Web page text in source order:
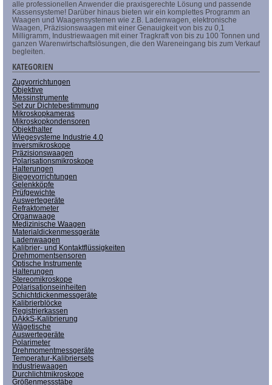
alle professionellen Anwender die praxisgerechte Lösung und passende
Kassensysteme! Darüber hinaus bieten wir ein komplettes Programm an
Waagen und Waagensystemen wie z.B. Ladenwagen, elektronische
Waagen, Präzisionswaagen mit einer Genauigkeit von bis zu 0,1
Milligramm, Industriewaagen mit einer Tragkraft von bis zu 100 Tonnen und
ganzen Warenwirtschaftslösungen, die den Wareneingang bis zum Verkauf
begleiten.
KATEGORIEN
Zugvorrichtungen
Objektive
Messinstrumente
Set zur Dichtebestimmung
Mikroskopkameras
Mikroskopkondensoren
Objekthalter
Wiegesysteme Industrie 4.0
Inversmikroskope
Präzisionswaagen
Polarisationsmikroskope
Halterungen
Biegevorrichtungen
Gelenkköpfe
Prüfgewichte
Auswertegeräte
Refraktometer
Organwaage
Medizinische Waagen
Materialdickenmessgeräte
Ladenwaagen
Kalibrier- und Kontaktflüssigkeiten
Drehmomentsensoren
Optische Instrumente
Halterungen
Stereomikroskope
Polarisationseinheiten
Schichtdickenmessgeräte
Kalibrierblöcke
Registrierkassen
DAkkS-Kalibrierung
Wägetische
Auswertegeräte
Polarimeter
Drehmomentmessgeräte
Temperatur-Kalibriersets
Industriewaagen
Durchlichtmikroskope
Größenmessstäbe